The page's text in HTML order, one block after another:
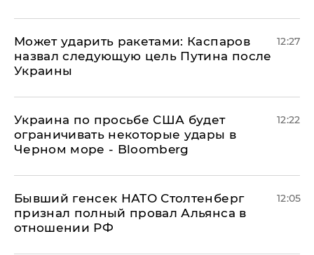
Может ударить ракетами: Каспаров
назвал следующую цель Путина после
Украины
12:27
Украина по просьбе США будет
ограничивать некоторые удары в
Черном море - Bloomberg
12:22
Бывший генсек НАТО Столтенберг
признал полный провал Альянса в
отношении РФ
12:05